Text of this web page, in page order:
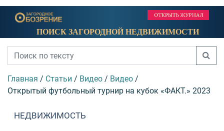
ПОИСК ЗАГОРОДНОЙ НЕДВИЖИМОСТИ
Главная / Статьи / Видео / Видео /
Открытый футбольный турнир на кубок «ФАКТ.» 2023
НЕДВИЖИМОСТЬ